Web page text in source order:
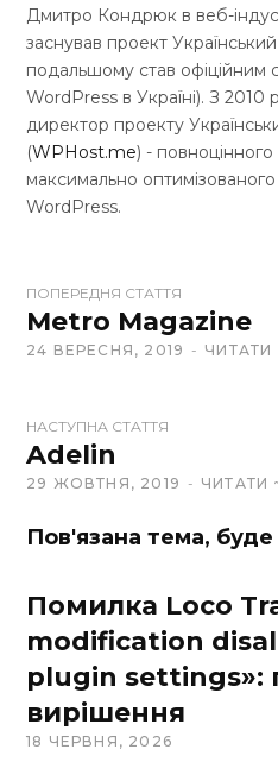
Дмитро Кондрюк в веб-
заснував проект
подальшому став офіційним
WordPress в Україні). З 2010
директор проекту
(WPHost.me) - повноцінного
максимально
WordPress.
e
b
s
t
e
ПОПЕРЕДНЯ СТАТТЯ
Metro Magazine
24 ВЕРЕСНЯ, 2019 ЧИТАТИ
НАСТУПНА СТАТТЯ
Adelin
29 ЖОВТНЯ, 2019 ЧИТАТИ
Пов'язана тема, буде
Помилка Loco
modification
plugin settings»:
вирішення
18 ЧЕРВНЯ, 2026